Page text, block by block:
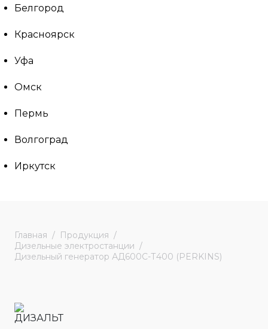
Белгород
Красноярск
Уфа
Омск
Пермь
Волгоград
Иркутск
Главная
Продукция
Дизельные электростанции
Дизельный генератор АД600С-Т400 (PERKINS)